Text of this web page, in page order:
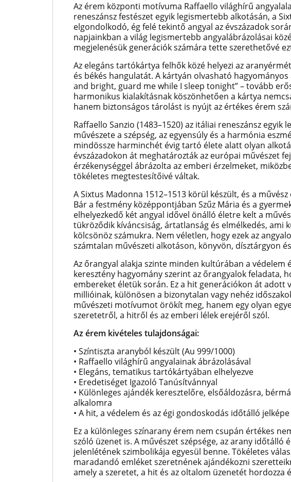
Az érem központi motívuma Raffaello világhírű
reneszánsz festészet egyik legismertebb alkotásán, a
elgondolkodó, ég felé tekintő angyal az évszázadok
napjainkban a világ legismertebb angyalábrázolásai
megjelenésük generációk számára tette szerethetővé
Az elegáns tartókártya felhők közé helyezi az
és békés hangulatát. A kártyán olvasható
and bright, guard me while I sleep tonight” – tovább
harmonikus kialakításnak köszönhetően a kártya
hanem biztonságos tárolást is nyújt az értékes érem
Raffaello Sanzio (1483–1520) az itáliai reneszánsz
művészete a szépség, az egyensúly és a harmónia
mindössze harminchét évig tartó élete alatt olyan
évszázadokon át meghatározták az európai művészet
érzékenységgel ábrázolta az emberi érzelmeket,
tökéletes megtestesítőivé váltak.
A Sixtus Madonna 1512–1513 körül készült, és a
Bár a festmény középpontjában Szűz Mária és a
elhelyezkedő két angyal idővel önálló életre kelt a
tükröződik kíváncsiság, ártatlanság és elmélkedés, ami
kölcsönöz számukra. Nem véletlen, hogy ezek az
számtalan művészeti alkotáson, könyvön, dísztárgyon
Az őrangyal alakja szinte minden kultúrában a védelem
keresztény hagyomány szerint az őrangyalok feladata,
embereket életük során. Ez a hit generációkon át adott
millióinak, különösen a bizonytalan vagy nehéz
művészeti motívumot örökít meg, hanem egy olyan
szeretetről, a hitről és az emberi lélek erejéről szól.
Az érem kivételes tulajdonságai:
• Színtiszta aranyból készült (Au 999/1000)
• Raffaello világhírű angyalainak ábrázolásával
• Elegáns, tematikus tartókártyában elhelyezve
• Eredetiséget Igazoló Tanúsítvánnyal
• Különleges ajándék keresztelőre, elsőáldozásra,
alkalomra
• A hit, a védelem és az égi gondoskodás időtálló jelképe
Ez a különleges színarany érem nem csupán értékes
szóló üzenet is. A művészet szépsége, az arany időtálló
jelenlétének szimbolikája egyesül benne. Tökéletes
maradandó emléket szeretnének ajándékozni
amely a szeretet, a hit és az oltalom üzenetét hordozza